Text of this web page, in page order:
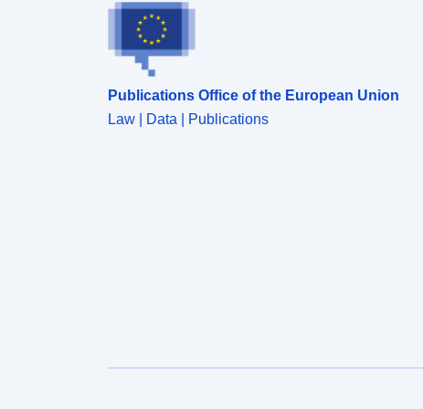
Publications Office of the European Union
Law | Data | Publications